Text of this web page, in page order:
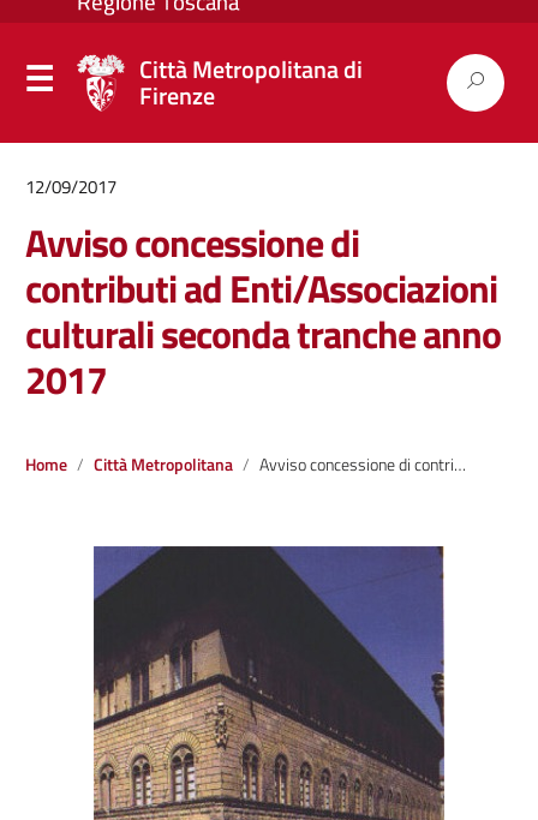
Città Metropolitana di
Firenze
12/09/2017
Avviso concessione di
contributi ad Enti/Associazioni
culturali seconda tranche anno
2017
Home Città Metropolitana Avviso concessione di contributi ad Enti/Associazioni culturali seconda tranche anno 2017